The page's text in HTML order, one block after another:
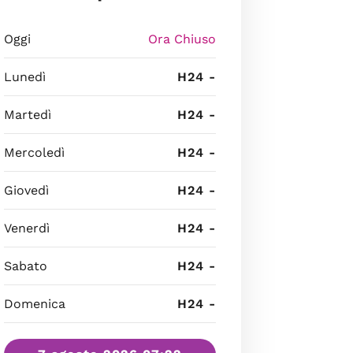
Oggi Ora Chiuso
Lunedì H24 -
Martedì H24 -
Mercoledì H24 -
Giovedì H24 -
Venerdì H24 -
Sabato H24 -
Domenica H24 -